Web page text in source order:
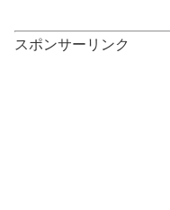
スポンサーリンク